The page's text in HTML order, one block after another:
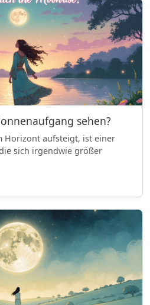
sehen?
Horizont aufsteigt, ist einer
sich irgendwie größer